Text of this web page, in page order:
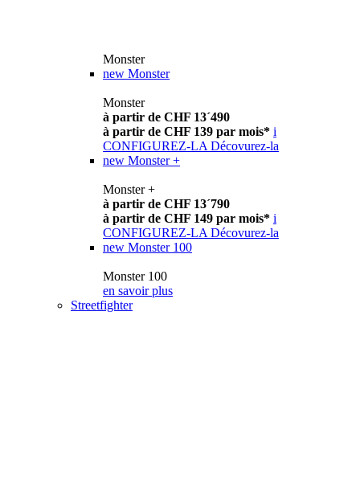
Monster
new Monster
Monster
à partir de CHF 13´490
à partir de CHF 139 par mois* i
CONFIGUREZ-LA Décovurez-la
new Monster +
Monster +
à partir de CHF 13´790
à partir de CHF 149 par mois* i
CONFIGUREZ-LA Décovurez-la
new Monster 100
Monster 100
en savoir plus
Streetfighter